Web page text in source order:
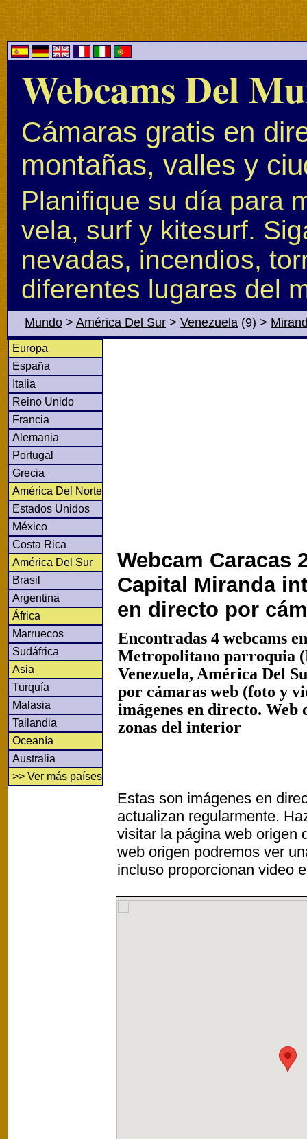
Webcams Del
Cámaras gratis en
montañas, valles y
Planifique su día para
vela, surf y kitesurf.
nevadas, incendios,
diferentes lugares del
Mundo > América Del Sur > Venezuela (9) >
Europa
España
Italia
Reino Unido
Francia
Alemania
Portugal
Grecia
América Del Norte
Estados Unidos
México
Costa Rica
América Del Sur
Brasil
Argentina
África
Marruecos
Sudáfrica
Asia
Turquía
Malasia
Tailandia
Oceanía
Australia
>> Ver más países
Webcam Caracas
Capital Miranda
en directo por
Encontradas 4 webcams
Metropolitano parroquia
Venezuela, América Del
por cámaras web (foto y
imágenes en directo. Web
zonas del interior
Estas son imágenes en
actualizan regularmente.
visitar la página web origen
web origen podremos ver
incluso proporcionan video